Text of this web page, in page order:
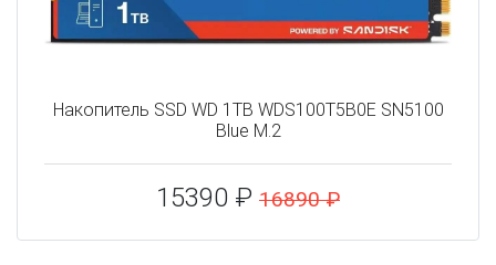
Накопитель SSD WD 1TB WDS100T5B0E SN5100
Blue M.2
15390 ₽ 16890 ₽